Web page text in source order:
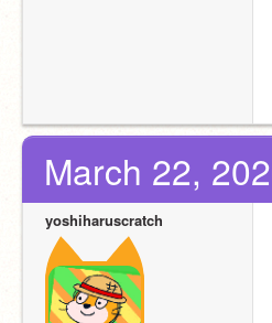
March 22,
yoshiharuscratch